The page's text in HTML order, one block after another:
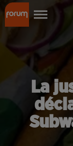
La